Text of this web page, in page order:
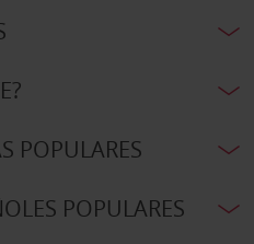
POPULARES
POPULARES